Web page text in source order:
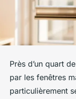
Près d’un quart
par les fenêtres
particulièrement